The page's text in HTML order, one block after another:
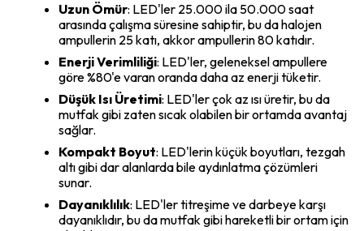
Uzun Ömür: LED'ler 25.000 ila 50.000 saat
arasında çalışma süresine sahiptir, bu da halojen
ampullerin 25 katı, akkor ampullerin 80 katıdır.
Enerji Verimliliği: LED'ler, geleneksel ampullere
göre %80'e varan oranda daha az enerji tüketir.
Düşük Isı Üretimi: LED'ler çok az ısı üretir, bu da
mutfak gibi zaten sıcak olabilen bir ortamda avantaj
sağlar.
Kompakt Boyut: LED'lerin küçük boyutları, tezgah
altı gibi dar alanlarda bile aydınlatma çözümleri
sunar.
Dayanıklılık: LED'ler titreşime ve darbeye karşı
dayanıklıdır, bu da mutfak gibi hareketli bir ortam için